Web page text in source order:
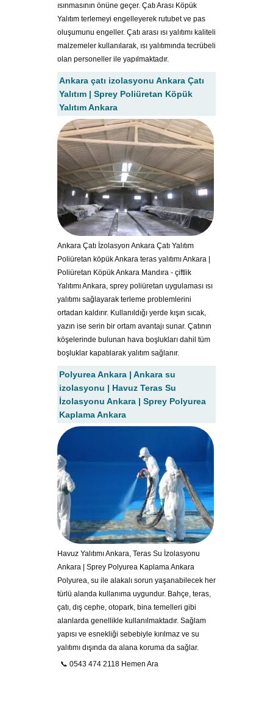
ısınmasının önüne geçer. Çatı Arası Köpük
Yalıtım terlemeyi engelleyerek rutubet ve pas
oluşumunu engeller. Çatı arası ısı yalıtımı kaliteli
malzemeler kullanılarak, ısı yalıtımında tecrübeli
olan personeller ile yapılmaktadır.
Ankara çatı izolasyonu Ankara Çatı
Yalıtım | Sprey Poliüretan Köpük
Yalıtım Ankara
Ankara Çatı İzolasyon Ankara Çatı Yalıtım
Poliüretan köpük Ankara teras yalıtımı Ankara |
Poliüretan Köpük Ankara Mandıra - çiftlik
Yalıtımı Ankara, sprey poliüretan uygulaması ısı
yalıtımı sağlayarak terleme problemlerini
ortadan kaldırır. Kullanıldığı yerde kışın sıcak,
yazın ise serin bir ortam avantajı sunar. Çatının
köşelerinde bulunan hava boşlukları dahil tüm
boşluklar kapatılarak yalıtım sağlanır.
Polyurea Ankara | Ankara su
izolasyonu | Havuz Teras Su
İzolasyonu Ankara | Sprey Polyurea
Kaplama Ankara
Havuz Yalıtımı Ankara, Teras Su İzolasyonu
Ankara | Sprey Polyurea Kaplama Ankara
Polyurea, su ile alakalı sorun yaşanabilecek her
türlü alanda kullanıma uygundur. Bahçe, teras,
çatı, dış cephe, otopark, bina temelleri gibi
alanlarda genellikle kullanılmaktadır. Sağlam
yapısı ve esnekliği sebebiyle kırılmaz ve su
yalıtımı dışında da alana koruma da sağlar.
📞 0543 474 2118 Hemen Ara